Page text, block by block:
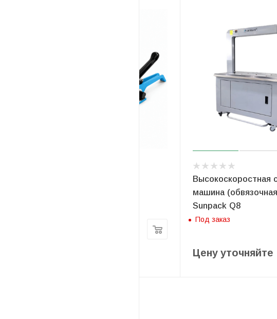
Высокоскоростная
машина
Sunpack Q8
Под заказ
Цену уточняйте